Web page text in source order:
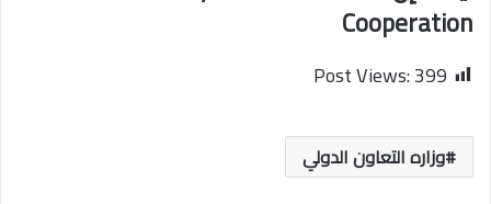
Cooperation
Post Views:399
وزاره التعاون الدولي